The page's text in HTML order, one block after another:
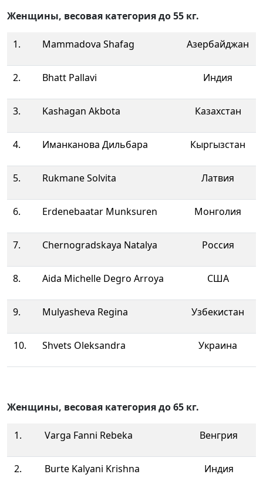
Женщины, весовая категория до 55 кг.
1. Mammadova Shafag Азербайджан
2. Bhatt Pallavi Индия
3. Kashagan Akbota Казахстан
4. Иманканова Дильбара Кыргызстан
5. Rukmane Solvita Латвия
6. Erdenebaatar Munksuren Монголия
7. Chernogradskaya Natalya Россия
8. Aida Michelle Degro Arroya США
9. Mulyasheva Regina Узбекистан
10. Shvets Oleksandra Украина
Женщины, весовая категория до 65 кг.
1. Varga Fanni Rebeka Венгрия
2. Burte Kalyani Krishna Индия